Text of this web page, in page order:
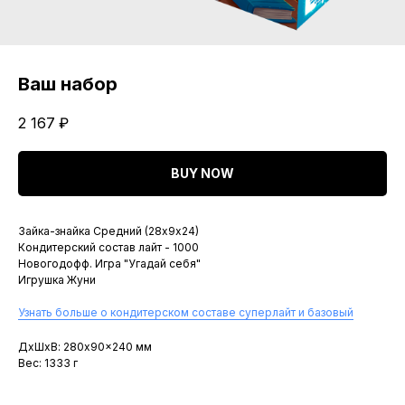
Ваш набор
2 167 ₽
BUY NOW
Зайка-знайка Средний (28х9х24)
Кондитерский состав лайт - 1000
Новогодофф. Игра "Угадай себя"
Игрушка Жуни
Узнать больше о кондитерском составе суперлайт и базовый
ДxШxВ: 280x90x240 мм
Вес: 1333 г